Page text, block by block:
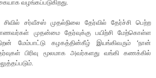
வழங்கப்படுகிறது.
சர்வீசஸ் முதல்நிலை தேர்வில் தேர்ச்சி பெற்ற
முதன்மை தேர்வுக்கு பயிற்சி மேற்கொள்ள
மேம்பாட்டு கழகத்தின்கீழ் இயங்கிவரும் ‘நான்
பிரிவு மூலமாக அவர்களது வங்கி கணக்கில்